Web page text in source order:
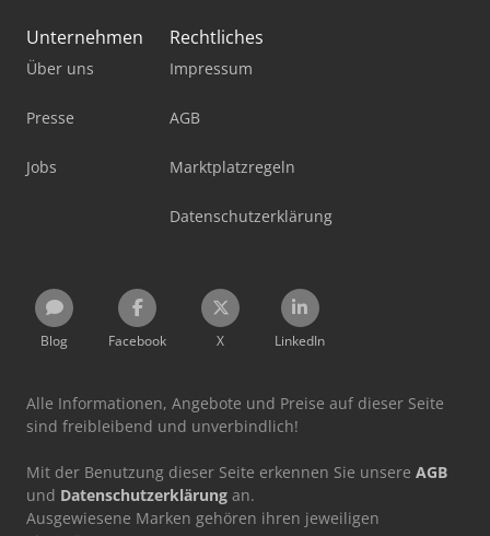
Unternehmen
Über uns
Presse
Jobs
Rechtliches
Impressum
AGB
Marktplatzregeln
Datenschutzerklärung
Blog Facebook X LinkedIn
Alle Informationen, Angebote und Preise auf dieser Seite
sind freibleibend und unverbindlich!
Mit der Benutzung dieser Seite erkennen Sie unsere AGB
und Datenschutzerklärung an.
Ausgewiesene Marken gehören ihren jeweiligen